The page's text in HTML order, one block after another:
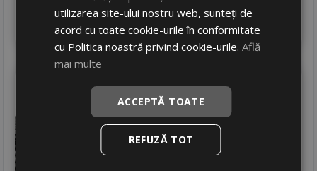
4 Adauga in cos
MaxxisUe168
155/80 R13C 91N
Autoutilitare
Consum
utilizarea site-ului nostru web, sunteți de
acord cu toate cookie-urile în conformitate
cu Politica noastră privind cookie-urile.Află
mai multe
ACCEPTĂ TOATE
REFUZĂ TOT